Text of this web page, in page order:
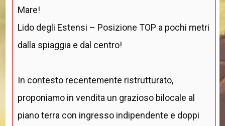
Mare!
Lido degli Estensi – Posizione TOP a pochi metri
dalla spiaggia e dal centro!
In contesto recentemente ristrutturato,
proponiamo in vendita un grazioso bilocale al
piano terra con ingresso indipendente e doppi